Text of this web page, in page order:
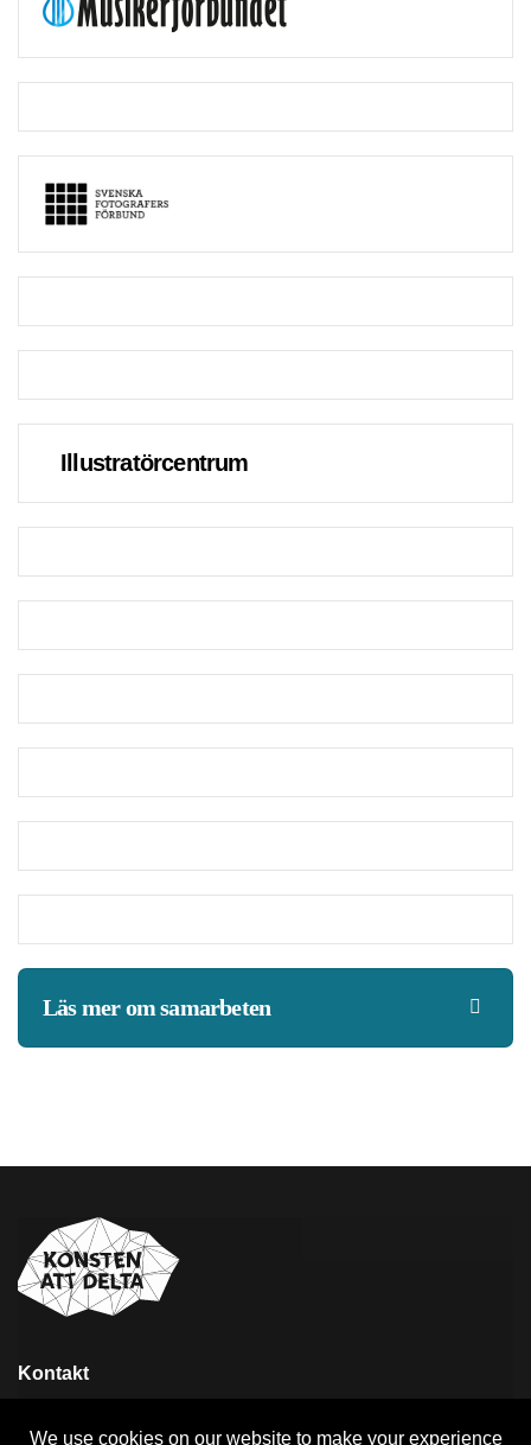
We use cookies on our website to make your experience
Illustratörcentrum
Läs mer om samarbeten
Kontakt